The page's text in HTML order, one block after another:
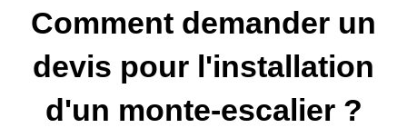
Comment demander un
devis pour l'installation
d'un monte-escalier ?